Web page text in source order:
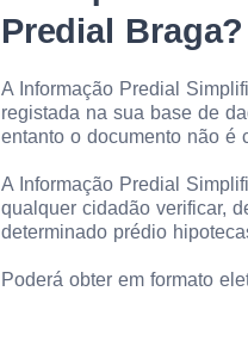
Predial Braga?
A Informação Predial
registada na sua base de
entanto o documento não é
A Informação Predial
qualquer cidadão verificar,
determinado prédio
Poderá obter em formato